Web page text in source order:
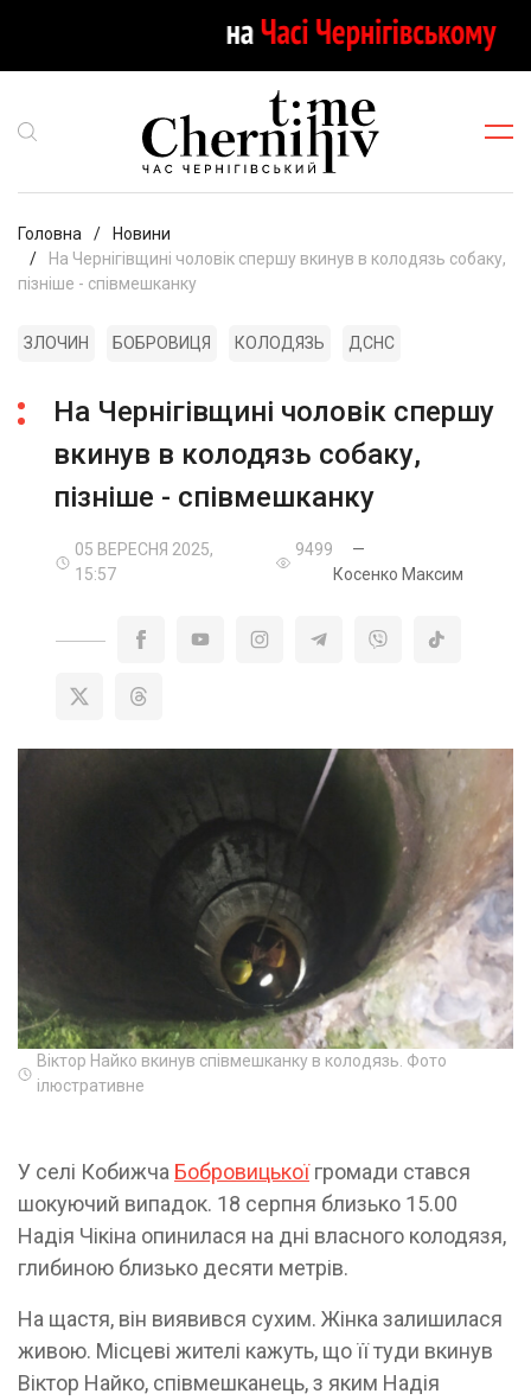
Головна
Новини
На Чернігівщині чоловік спершу вкинув в колодязь собаку,
пізніше - співмешканку
ЗЛОЧИН БОБРОВИЦЯ КОЛОДЯЗЬ ДСНС
На Чернігівщині чоловік спершу
вкинув в колодязь собаку,
пізніше - співмешканку
05 ВЕРЕСНЯ 2025,
15:57
9499
—
Косенко Максим
Віктор Найко вкинув співмешканку в колодязь. Фото
ілюстративне
У селі Кобижча Бобровицькоїгромади стався
шокуючий випадок. 18 серпня близько 15.00
Надія Чікіна опинилася на дні власного колодязя,
глибиною близько десяти метрів.
На щастя, він виявився сухим. Жінка залишилася
живою. Місцеві жителі кажуть, що її туди вкинув
Віктор Найко, співмешканець, з яким Надія